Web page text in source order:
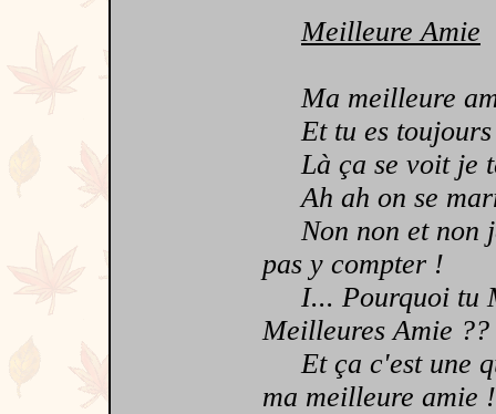
Meilleure Amie
Ma meilleure
Et tu es toujours
Là ça se voit je
Ah ah on se
Non non et non
pas y compter !
I... Pourquoi tu
Meilleures Amie ??
Et ça c'est une
ma meilleure amie !